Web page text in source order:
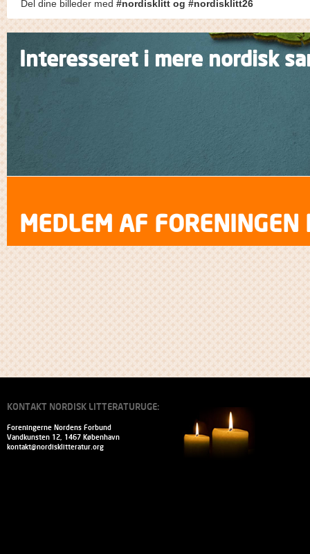
Del dine billeder med #nordisklitt og #nordisklitt26
Interesseret i mere nordisk
MEDLEM AF FORENINGEN
KONTAKT NORDISK LITTERATURUGE:
Foreningerne Nordens Forbund
Vandkunsten 12, 1467 København
kontakt@nordisklitteratur.org